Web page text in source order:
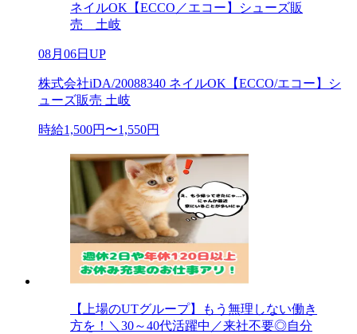
ネイルOK【ECCO／エコー】シューズ販
売 土岐
08月06日UP
株式会社iDA/20088340 ネイルOK【ECCO/エコー】シ
ューズ販売 土岐
時給1,500円〜1,550円
【上場のUTグループ】もう無理しない働き
方を！＼30～40代活躍中／来社不要◎自分